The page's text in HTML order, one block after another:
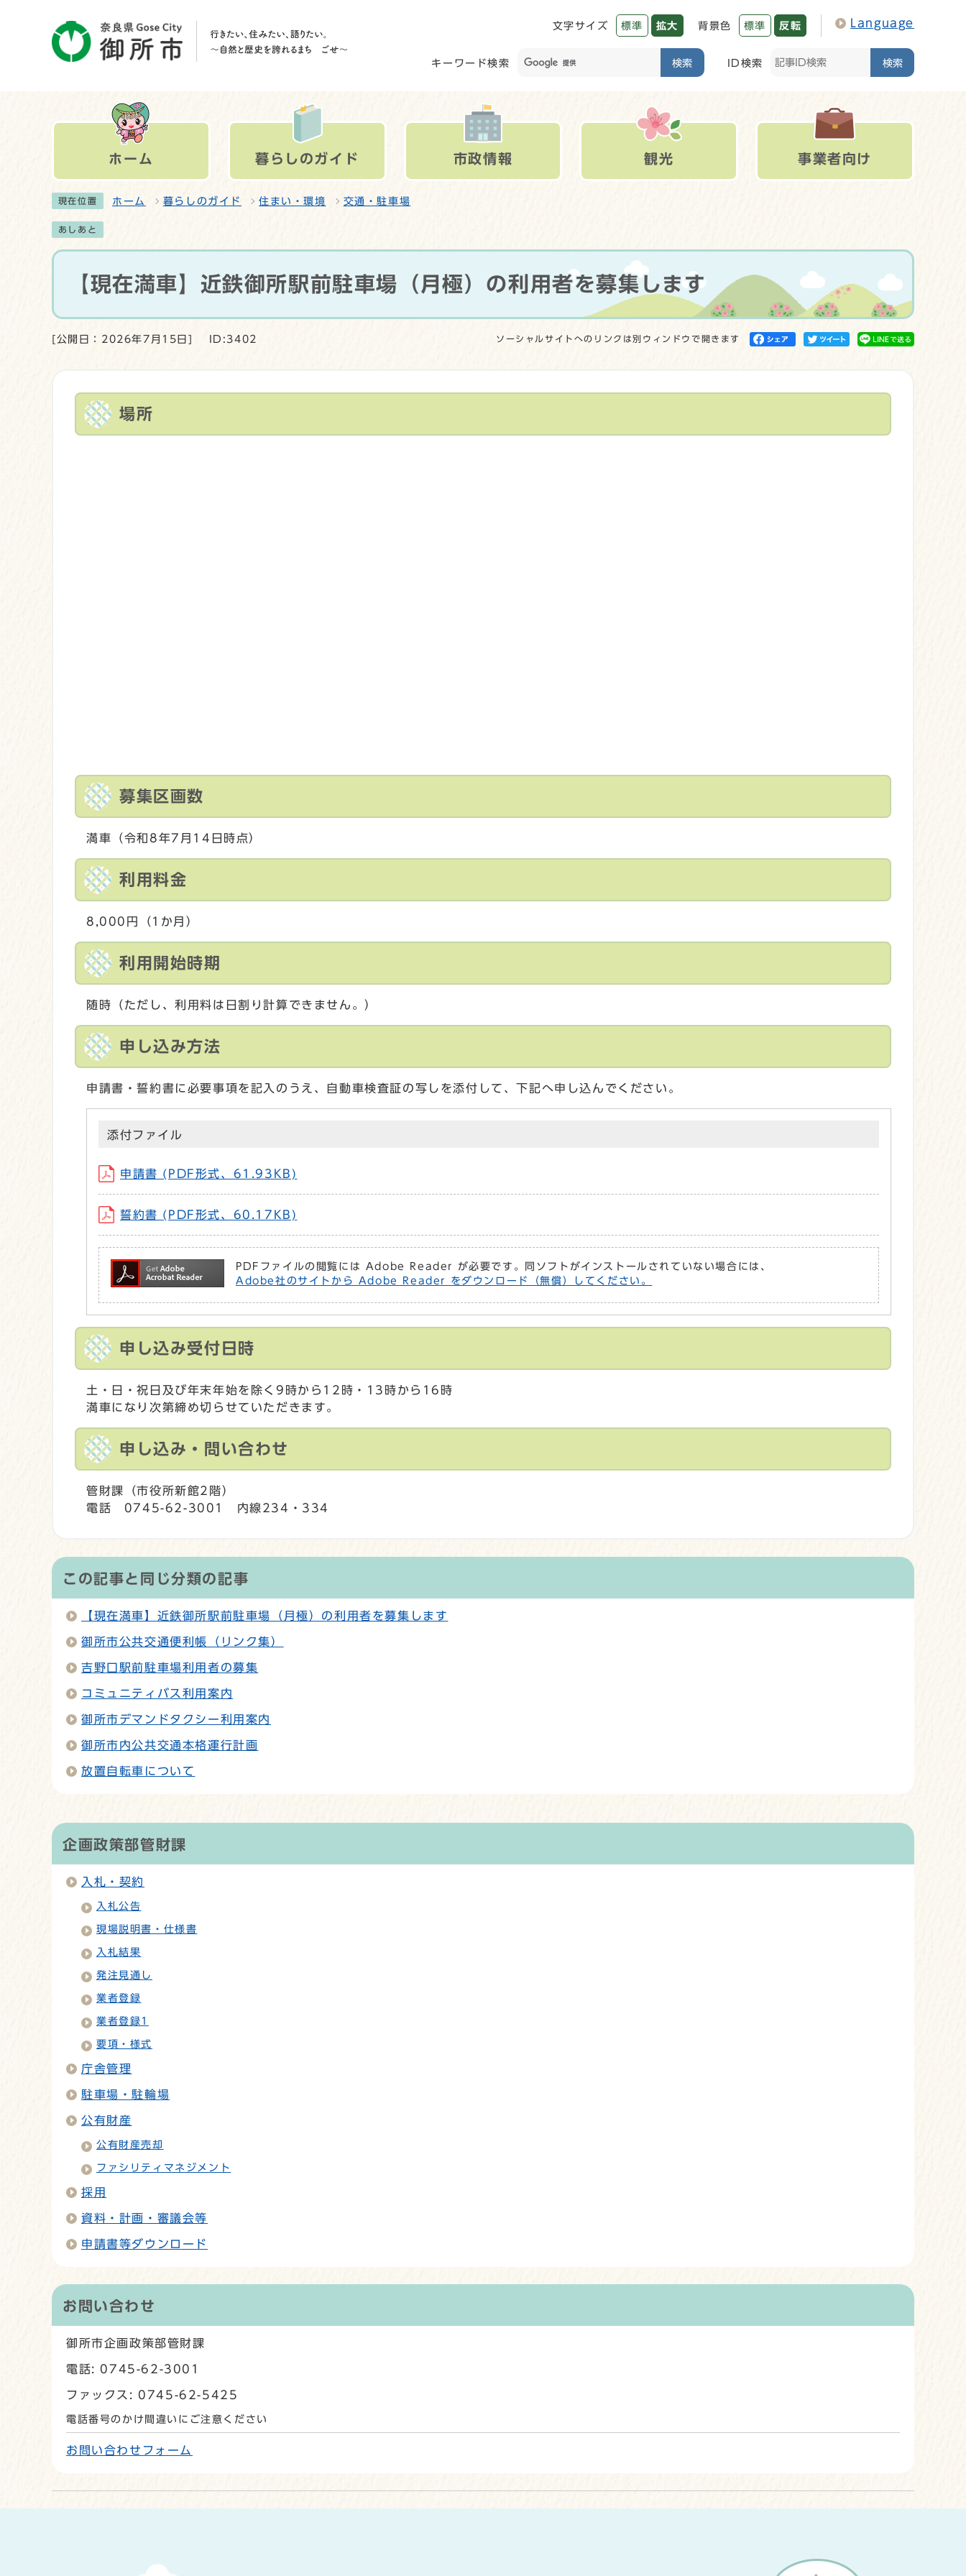
文字サイズ 標準 拡大 背景色 標準 反転 Language
キーワード検索 検索 ID検索 検索
ホーム 暮らしのガイド 市政情報 観光 事業者向け
現在位置 ホーム 暮らしのガイド 住まい・環境 交通・駐車場
あしあと
【現在満車】近鉄御所駅前駐車場（月極）の利用者を募集します
[公開日：2026年7月15日] ID:3402 ソーシャルサイトへのリンクは別ウィンドウで開きます
場所
募集区画数
満車（令和8年7月14日時点）
利用料金
8,000円（1か月）
利用開始時期
随時（ただし、利用料は日割り計算できません。）
申し込み方法
申請書・誓約書に必要事項を記入のうえ、自動車検査証の写しを添付して、下記へ申し込んでください。
添付ファイル
申請書 (PDF形式、61.93KB)
誓約書 (PDF形式、60.17KB)
PDFファイルの閲覧には Adobe Reader が必要です。同ソフトがインストールされていない場合には、
Adobe社のサイトから Adobe Reader をダウンロード（無償）してください。
申し込み受付日時
土・日・祝日及び年末年始を除く9時から12時・13時から16時
満車になり次第締め切らせていただきます。
申し込み・問い合わせ
管財課（市役所新館2階）
電話 0745-62-3001 内線234・334
この記事と同じ分類の記事
【現在満車】近鉄御所駅前駐車場（月極）の利用者を募集します
御所市公共交通便利帳（リンク集）
吉野口駅前駐車場利用者の募集
コミュニティバス利用案内
御所市デマンドタクシー利用案内
御所市内公共交通本格運行計画
放置自転車について
企画政策部管財課
入札・契約
入札公告
現場説明書・仕様書
入札結果
発注見通し
業者登録
業者登録1
要項・様式
庁舎管理
駐車場・駐輪場
公有財産
公有財産売却
ファシリティマネジメント
採用
資料・計画・審議会等
申請書等ダウンロード
お問い合わせ
御所市企画政策部管財課
電話: 0745-62-3001
ファックス: 0745-62-5425
電話番号のかけ間違いにご注意ください
お問い合わせフォーム